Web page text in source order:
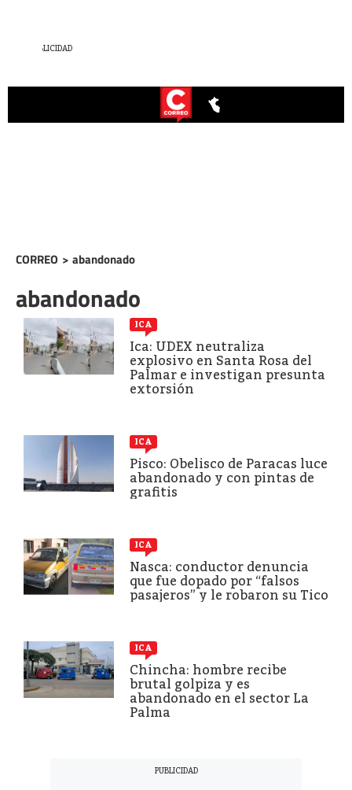
CORREO > abandonado
abandonado
ICA
Ica: UDEX neutraliza
explosivo en Santa Rosa del
Palmar e investigan presunta
extorsión
ICA
Pisco: Obelisco de Paracas luce
abandonado y con pintas de
grafitis
ICA
Nasca: conductor denuncia
que fue dopado por “falsos
pasajeros” y le robaron su Tico
ICA
Chincha: hombre recibe
brutal golpiza y es
abandonado en el sector La
Palma